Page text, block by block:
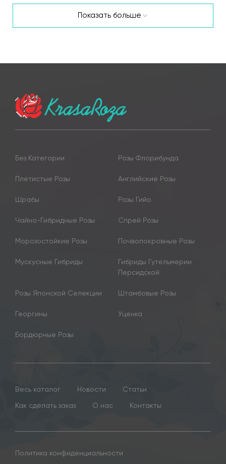
Показать больше
Без Категории Розы Флорибунда
Плетистые Розы Английские Розы
Шрабы Розы Гийо
Чайно-Гибридные Розы Спрей Розы
Морозостойкие Розы Почвопокровные Розы
Мускусные Гибриды
Гибриды Гутельмерии
Персидской
Розы Японской Селекции Штамбовые Розы
Георгины Уценка
Бордюрные Розы
Весь каталог Новости
Статьи
Как сделать заказ
О нас Контакты
Политика конфиденциальности